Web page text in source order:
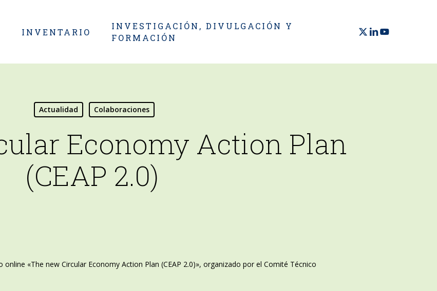
INVENTARIO
INVESTIGACIÓN, DIVULGACIÓN Y
FORMACIÓN
X-
TWITTER
LINKEDIN
YOUTUBE
Actualidad Colaboraciones
Economy Action Plan
(CEAP 2.0)
«The new Circular Economy Action Plan (CEAP 2.0)», organizado por el Comité Técnico